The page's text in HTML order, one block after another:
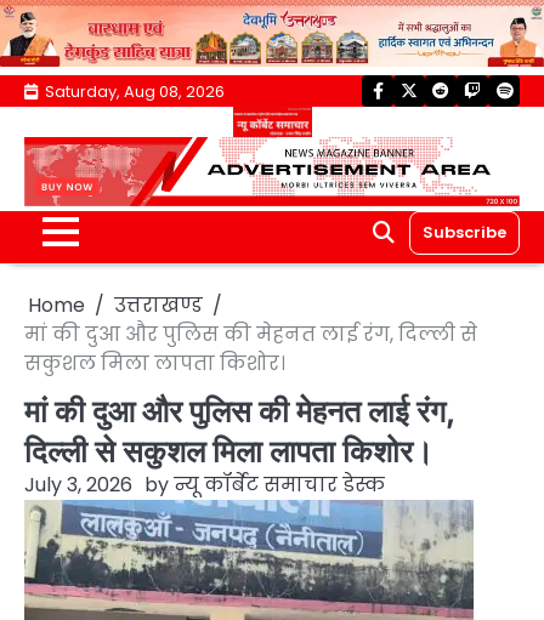
Skip
content
Saturday, Aug 08, 2026 facebook
twitterreddittwitch
Subscribe
Home
उत्तराखण्ड
मां की दुआ और पुलिस की मेहनत लाई रंग, दिल्ली से
सकुशल मिला लापता किशोर।
मां की दुआ और पुलिस की मेहनत लाई रंग,
दिल्ली से सकुशल मिला लापता किशोर।
July 3, 2026 byन्यू कॉर्बेट समाचार डेस्क